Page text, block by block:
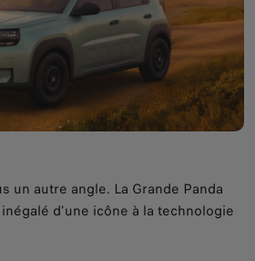
un autre angle. La Grande Panda
d’une icône à la technologie